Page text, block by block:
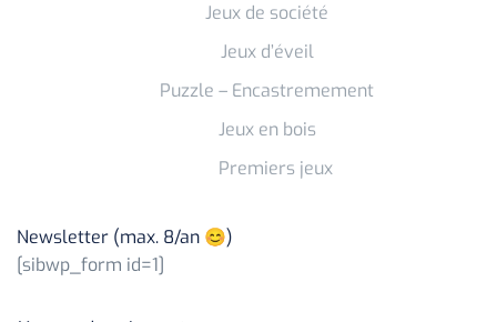
Jeux de société
Jeux d’éveil
Puzzle – Encastremement
Jeux en bois
Premiers jeux
Newsletter (max. 8/an 😊)
[sibwp_form id=1]